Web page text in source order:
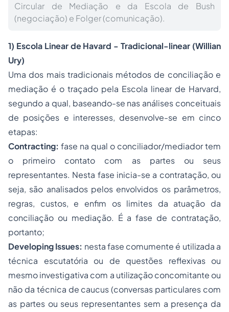
Circular de Mediação e da Escola de Bush
(negociação) e Folger (comunicação).
1) Escola Linear de Havard - Tradicional-linear (Willian
Ury)
Uma dos mais tradicionais métodos de conciliação e
mediação é o traçado pela Escola linear de Harvard,
segundo a qual, baseando-se nas análises conceituais
de posições e interesses, desenvolve-se em cinco
etapas:
Contracting: fase na qual o conciliador/mediador tem
o primeiro contato com as partes ou seus
representantes. Nesta fase inicia-se a contratação, ou
seja, são analisados pelos envolvidos os parâmetros,
regras, custos, e enfim os limites da atuação da
conciliação ou mediação. É a fase de contratação,
portanto;
Developing Issues: nesta fase comumente é utilizada a
técnica escutatória ou de questões reflexivas ou
mesmo investigativa com a utilização concomitante ou
não da técnica de caucus (conversas particulares com
as partes ou seus representantes sem a presença da